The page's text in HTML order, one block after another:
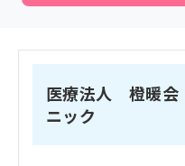
医療法人 橙暖会
ニック